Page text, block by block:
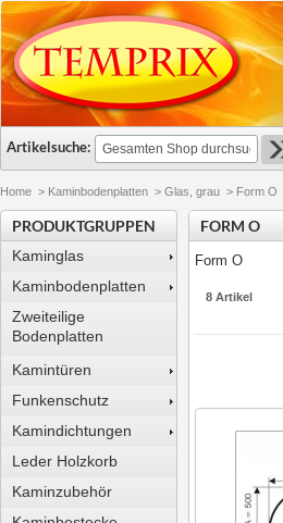
Artikelsuche:
Home > Kaminbodenplatten > Glas, grau > Form O
PRODUKTGRUPPEN
Kaminglas
Kaminbodenplatten
Zweiteilige
Bodenplatten
Kamintüren
Funkenschutz
Kamindichtungen
Leder Holzkorb
Kaminzubehör
FORM O
Form O
8 Artikel